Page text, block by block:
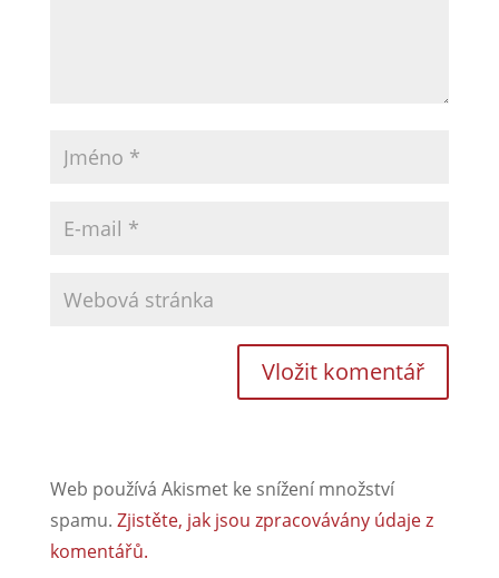
Web používá Akismet ke snížení množství
spamu. Zjistěte, jak jsou zpracovávány údaje z
komentářů.